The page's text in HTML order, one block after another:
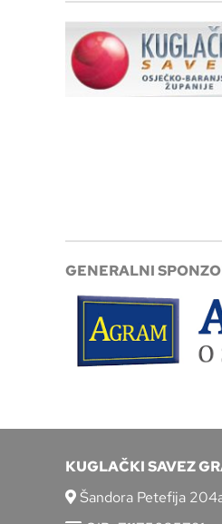
GENERALNI
KUGLAČKI SAVEZ
Šandora Petefija